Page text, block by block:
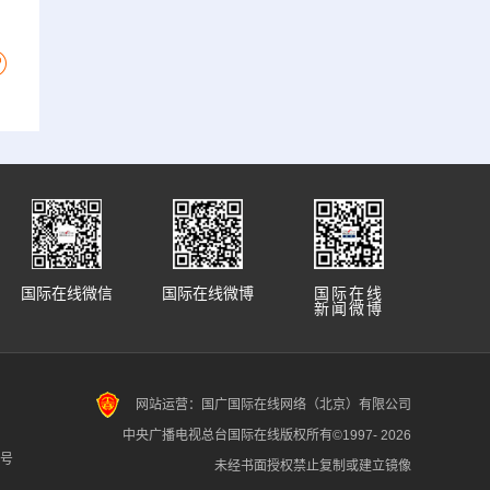
国际在线
新闻微博
国际在线微博
国际在线微信
网站运营：国广国际在线网络（北京）有限公司
中央广播电视总台国际在线版权所有©1997- 2026
未经书面授权禁止复制或建立镜像